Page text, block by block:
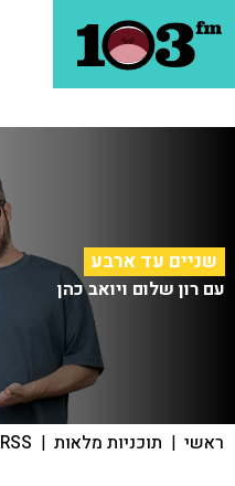
שניים עד ארבע
עם רון שלום ויואב כהן
ראשי | תוכניות מלאות |
RSS